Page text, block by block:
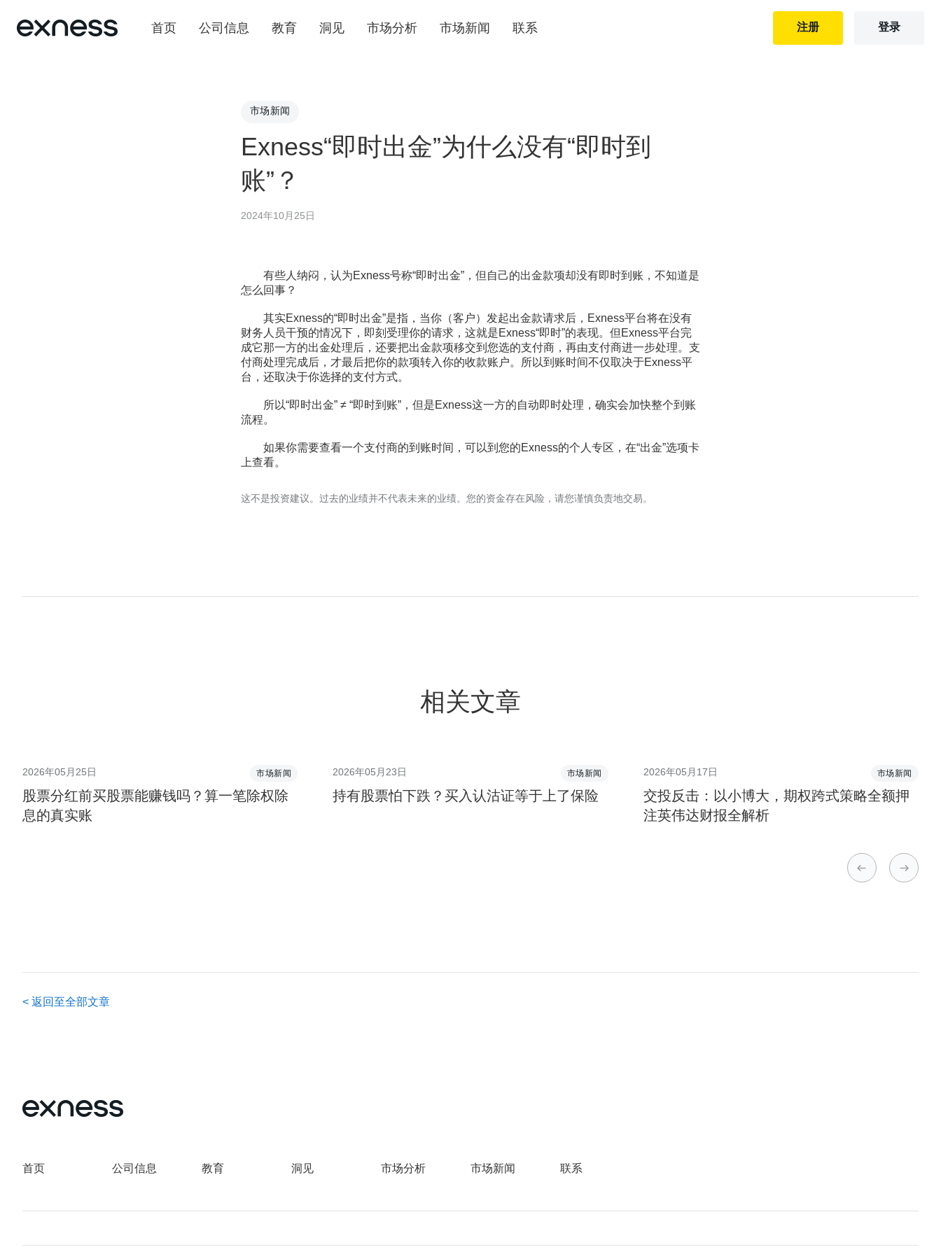
首页 公司信息 教育 洞见 市场分析 市场新闻 联系 注册 登录
市场新闻
Exness“即时出金”为什么没有“即时到
账”？
2024年10月25日
有些人纳闷，认为Exness号称“即时出金”，但自己的出金款项却没有即时到账，不知道是
怎么回事？
其实Exness的“即时出金”是指，当你（客户）发起出金款请求后，Exness平台将在没有
财务人员干预的情况下，即刻受理你的请求，这就是Exness“即时”的表现。但Exness平台完
成它那一方的出金处理后，还要把出金款项移交到您选的支付商，再由支付商进一步处理。支
付商处理完成后，才最后把你的款项转入你的收款账户。所以到账时间不仅取决于Exness平
台，还取决于你选择的支付方式。
所以“即时出金” ≠ “即时到账”，但是Exness这一方的自动即时处理，确实会加快整个到账
流程。
如果你需要查看一个支付商的到账时间，可以到您的Exness的个人专区，在“出金”选项卡
上查看。
这不是投资建议。过去的业绩并不代表未来的业绩。您的资金存在风险，请您谨慎负责地交易。
相关文章
2026年05月25日 市场新闻
股票分红前买股票能赚钱吗？算一笔除权除
息的真实账
2026年05月23日 市场新闻
持有股票怕下跌？买入认沽证等于上了保险
2026年05月17日 市场新闻
交投反击：以小博大，期权跨式策略全额押
注英伟达财报全解析
< 返回至全部文章
首页 公司信息 教育 洞见 市场分析 市场新闻 联系